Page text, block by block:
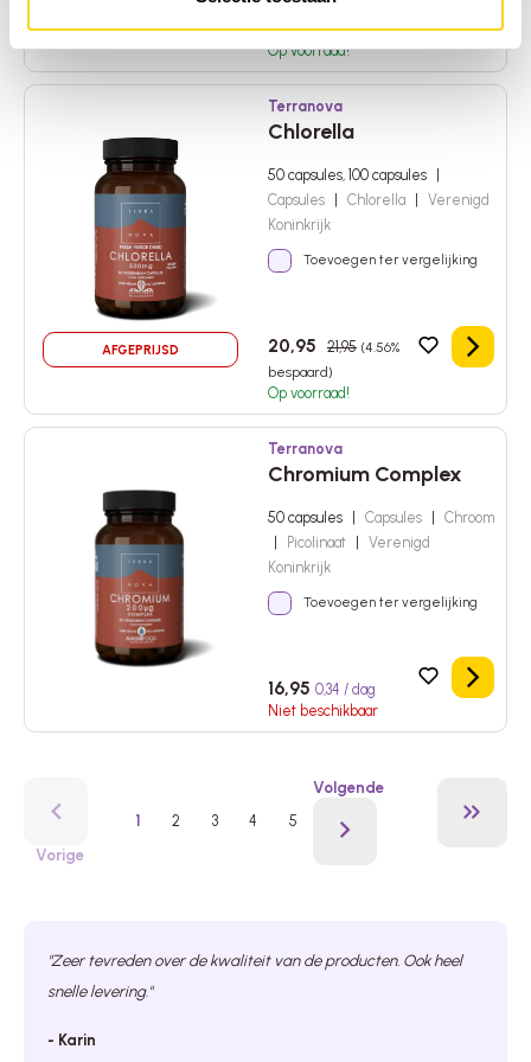
52,95
bespaard)
Op voorraad!
AFGEPRIJSD
Terranova
Chlorella
50 capsules, 100 capsules
Capsules
Chlorella
Verenigd
Koninkrijk
Toevoegen ter vergelijking
20,95 21,95 (4.56%
bespaard)
Op voorraad!
Details
Terranova
Chromium Complex
50 capsules Capsules
Chroom
Picolinaat
Verenigd
Koninkrijk
Toevoegen ter vergelijking
16,95 0,34 / dag
Niet beschikbaar
Details
Vorige
1 2 3 4 5
Volgende
"Zeer tevreden over de kwaliteit van de producten. Ook heel
snelle levering."
- Karin